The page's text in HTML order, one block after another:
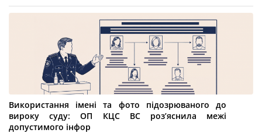
Використання імені та фото підозрюваного до
вироку суду: ОП КЦС ВС роз’яснила межі
допустимого інфор